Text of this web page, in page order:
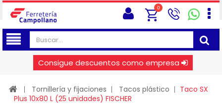
0
Consigue descuentos como empresa
Tornillería y fijaciones Tacos plástico
Taco SX
Plus 10x80 L (25 unidades) FISCHER